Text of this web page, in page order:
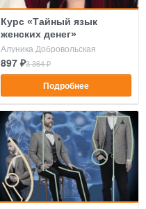
Курс «Тайный язык
женских денег»
Алуника Добровольская
897 ₽3 364 ₽
Подробнее